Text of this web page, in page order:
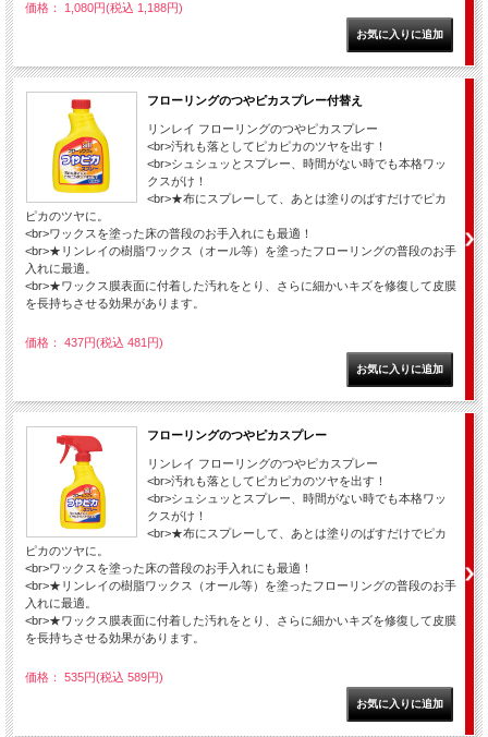
価格： 1,080円(税込 1,188円)
フローリングのつやピカスプレー付替え
リンレイ フローリングのつやピカスプレー
<br>汚れも落としてピカピカのツヤを出す！
<br>シュシュッとスプレー、時間がない時でも本格ワッ
クスがけ！
<br>★布にスプレーして、あとは塗りのばすだけでピカ
ピカのツヤに。
<br>ワックスを塗った床の普段のお手入れにも最適！
<br>★リンレイの樹脂ワックス（オール等）を塗ったフローリングの普段のお手
入れに最適。
<br>★ワックス膜表面に付着した汚れをとり、さらに細かいキズを修復して皮膜
を長持ちさせる効果があります。
価格： 437円(税込 481円)
フローリングのつやピカスプレー
リンレイ フローリングのつやピカスプレー
<br>汚れも落としてピカピカのツヤを出す！
<br>シュシュッとスプレー、時間がない時でも本格ワッ
クスがけ！
<br>★布にスプレーして、あとは塗りのばすだけでピカ
ピカのツヤに。
<br>ワックスを塗った床の普段のお手入れにも最適！
<br>★リンレイの樹脂ワックス（オール等）を塗ったフローリングの普段のお手
入れに最適。
<br>★ワックス膜表面に付着した汚れをとり、さらに細かいキズを修復して皮膜
を長持ちさせる効果があります。
価格： 535円(税込 589円)